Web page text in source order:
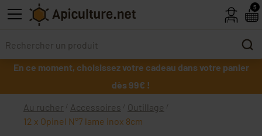
Skip to main content
En ce moment, choisissez votre cadeau dans votre panier
dès 99€ !
Au rucher Accessoires
Outillage
12 x Opinel N°7 lame inox 8cm
5